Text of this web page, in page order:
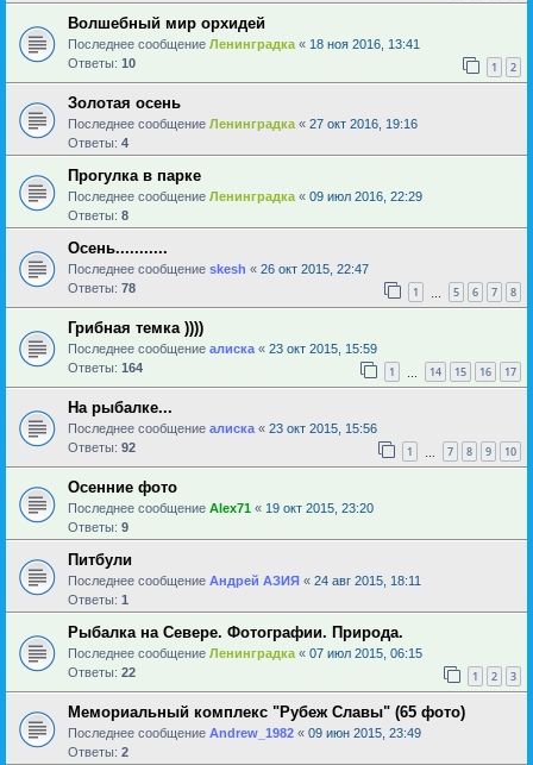
Волшебный мир орхидей
Последнее сообщение Ленинградка « 18 ноя 2016, 13:41
Ответы: 10 1 2
Золотая осень
Последнее сообщение Ленинградка « 27 окт 2016, 19:16
Ответы: 4
Прогулка в парке
Последнее сообщение Ленинградка « 09 июл 2016, 22:29
Ответы: 8
Осень...........
Последнее сообщение skesh « 26 окт 2015, 22:47
Ответы: 78 1 5 6 7 8
Грибная темка ))))
Последнее сообщение алиска « 23 окт 2015, 15:59
Ответы: 164 1 14 15 16 17
На рыбалке...
Последнее сообщение алиска « 23 окт 2015, 15:56
Ответы: 92 1 7 8 9 10
Осенние фото
Последнее сообщение Alex71 « 19 окт 2015, 23:20
Ответы: 9
Питбули
Последнее сообщение Андрей АЗИЯ « 24 авг 2015, 18:11
Ответы: 1
Рыбалка на Севере. Фотографии. Природа.
Последнее сообщение Ленинградка « 07 июл 2015, 06:15
Ответы: 22 1 2 3
Мемориальный комплекс "Рубеж Славы" (65 фото)
Последнее сообщение Andrew_1982 « 09 июн 2015, 23:49
Ответы: 2